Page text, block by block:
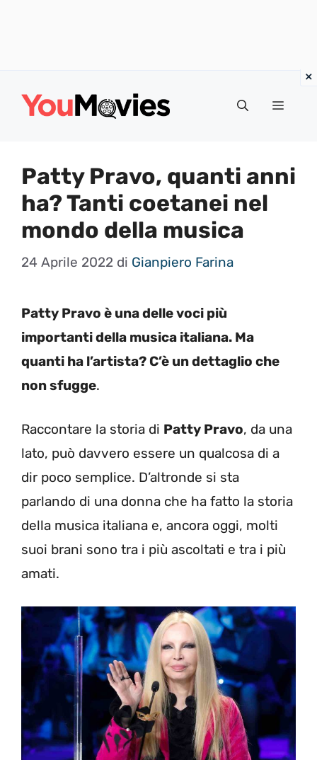
Menu
Patty Pravo, quanti anni
ha? Tanti coetanei nel
mondo della musica
24 Aprile 2022 di Gianpiero Farina
Patty Pravo è una delle voci più
importanti della musica italiana. Ma
quanti ha l’artista? C’è un dettaglio che
non sfugge.
Raccontare la storia di Patty Pravo, da una
lato, può davvero essere un qualcosa di a
dir poco semplice. D’altronde si sta
parlando di una donna che ha fatto la storia
della musica italiana e, ancora oggi, molti
suoi brani sono tra i più ascoltati e tra i più
amati.